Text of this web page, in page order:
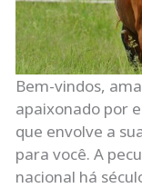
Bem-vindos,
apaixonado por
que envolve a
para você. A
nacional há